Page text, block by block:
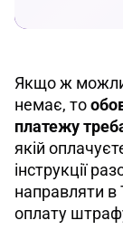
Якщо ж
немає, то
платежу
якій
інструкції
направляти
оплату